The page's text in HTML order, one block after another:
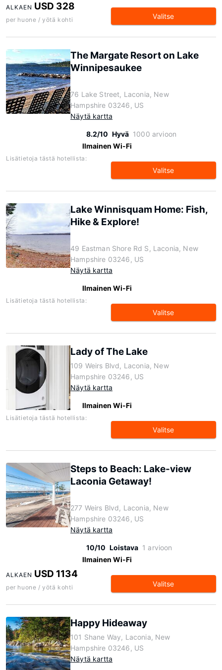
ALKAEN USD 328
per huone / yötä kohti Valitse
The Margate Resort on Lake
Winnipesaukee
76 Lake Street, Laconia, New
Hampshire 03246, US
Näytä kartta
8.2/10 Hyvä 1000 arvioon
Ilmainen Wi-Fi
Lisätietoja tästä hotellista:
Valitse
Lake Winnisquam Home: Fish,
Hike & Explore!
49 Eastman Shore Rd S, Laconia, New
Hampshire 03246, US
Näytä kartta
Ilmainen Wi-Fi
Lisätietoja tästä hotellista:
Valitse
Lady of The Lake
109 Weirs Blvd, Laconia, New
Hampshire 03246, US
Näytä kartta
Ilmainen Wi-Fi
Lisätietoja tästä hotellista:
Valitse
Steps to Beach: Lake-view
Laconia Getaway!
277 Weirs Blvd, Laconia, New
Hampshire 03246, US
Näytä kartta
10/10 Loistava 1 arvioon
Ilmainen Wi-Fi
ALKAEN USD 1134
per huone / yötä kohti Valitse
Happy Hideaway
101 Shane Way, Laconia, New
Hampshire 03246, US
Näytä kartta